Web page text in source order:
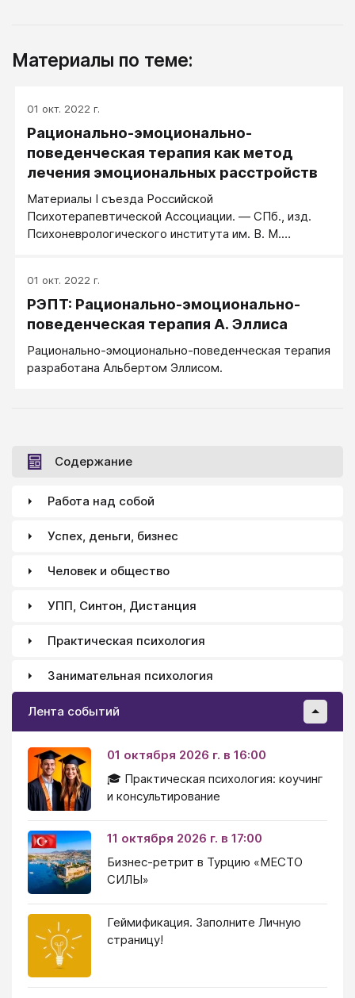
Материалы по теме:
01 окт. 2022 г.
Рационально-эмоционально-
поведенческая терапия как метод
лечения эмоциональных расстройств
Материалы I съезда Российской
Психотерапевтической Ассоциации. — СПб., изд.
Психоневрологического института им. В. М.
01 окт. 2022 г.
РЭПТ: Рационально-эмоционально-
поведенческая терапия А. Эллиса
Рационально-эмоционально-поведенческая терапия
разработана Альбертом Эллисом.
Содержание
Работа над собой
Успех, деньги, бизнес
Человек и общество
УПП, Синтон, Дистанция
Практическая психология
Занимательная психология
Лента событий
01 октября 2026 г. в 16:00
🎓 Практическая психология: коучинг
и консультирование
11 октября 2026 г. в 17:00
Бизнес-ретрит в Турцию «МЕСТО
СИЛЫ»
Геймификация. Заполните Личную
страницу!